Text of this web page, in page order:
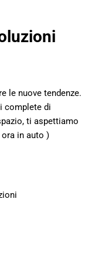
le nuove tendenze.
complete di
ti aspettiamo
in auto )